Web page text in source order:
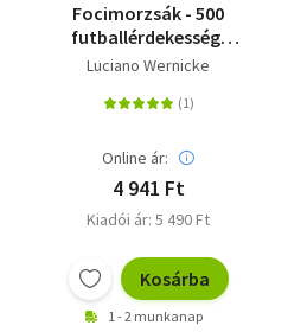
Focimorzsák - 500
futballérdekesség,
trükk, furcsaság és
világ minden tájáról
Luciano Wernicke
Online ár:
4 941 Ft
Kiadói ár: 5 490 Ft
Kosárba
1 - 2 munkanap